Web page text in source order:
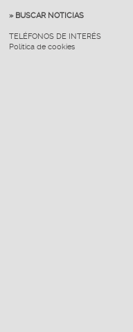
» BUSCAR NOTICIAS
TELÉFONOS DE INTERÉS
Política de cookies